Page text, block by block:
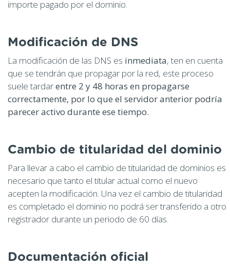
importe pagado por el dominio.
Modificación de DNS
La modificación de las DNS es inmediata, ten en cuenta
que se tendrán que propagar por la red, este proceso
suele tardarentre 2 y 48 horas en propagarse
correctamente, por lo que el servidor anterior podría
parecer activo durante ese tiempo.
Cambio de titularidad del dominio
Para llevar a cabo el cambio de titularidad de dominios es
necesario que tanto el titular actual como el nuevo
acepten la modificación. Una vez el cambio de titularidad
es completado el dominio no podrá ser transferido a otro
registrador durante un periodo de 60 días.
Documentación oficial